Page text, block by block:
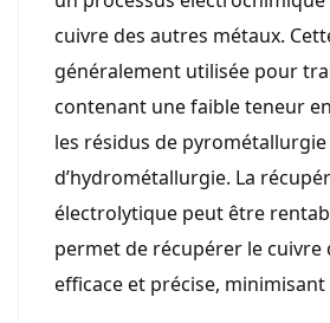
cuivre des autres métaux.
généralement utilisée pour
contenant une faible teneur
les résidus de
d’hydrométallurgie. La
électrolytique peut être
permet de récupérer le cuivre
efficace et précise,